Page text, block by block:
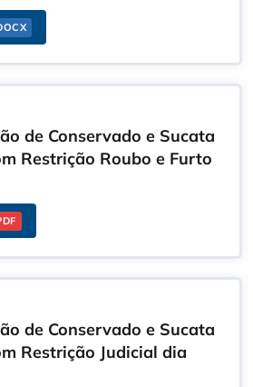
de Conservado e Sucata
Restrição Roubo e Furto
de Conservado e Sucata
Restrição Judicial dia